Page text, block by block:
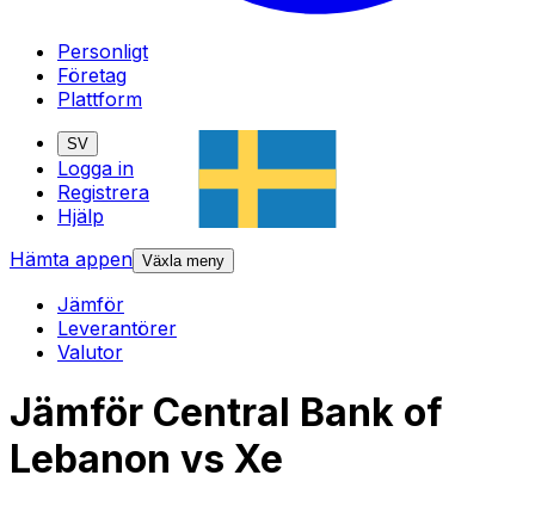
Personligt
Företag
Plattform
SV
Logga in
Registrera
Hjälp
Hämta appen Växla meny
Jämför
Leverantörer
Valutor
Jämför Central Bank of
Lebanon vs Xe